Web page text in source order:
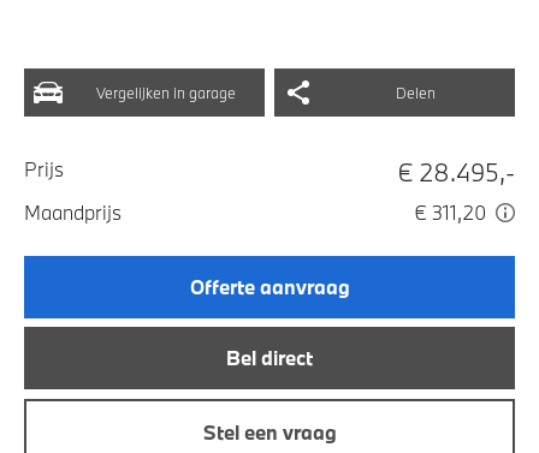
Vergelijken in garage Delen
Prijs € 28.495,-
Maandprijs € 311,20
Offerte aanvraag
Bel direct
Stel een vraag